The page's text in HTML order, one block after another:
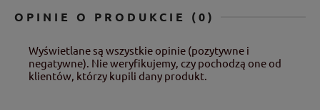
OPINIE O PRODUKCIE (0)
Wyświetlane są wszystkie opinie (pozytywne i
negatywne). Nie weryfikujemy, czy pochodzą one od
klientów, którzy kupili dany produkt.